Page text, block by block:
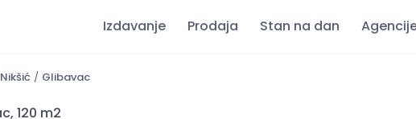
Izdavanje Prodaja Stan na dan
Nikšić / Glibavac